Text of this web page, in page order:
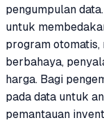
pengumpulan
untuk
program
berbahaya,
harga. Bagi
pada data untuk
pemantauan